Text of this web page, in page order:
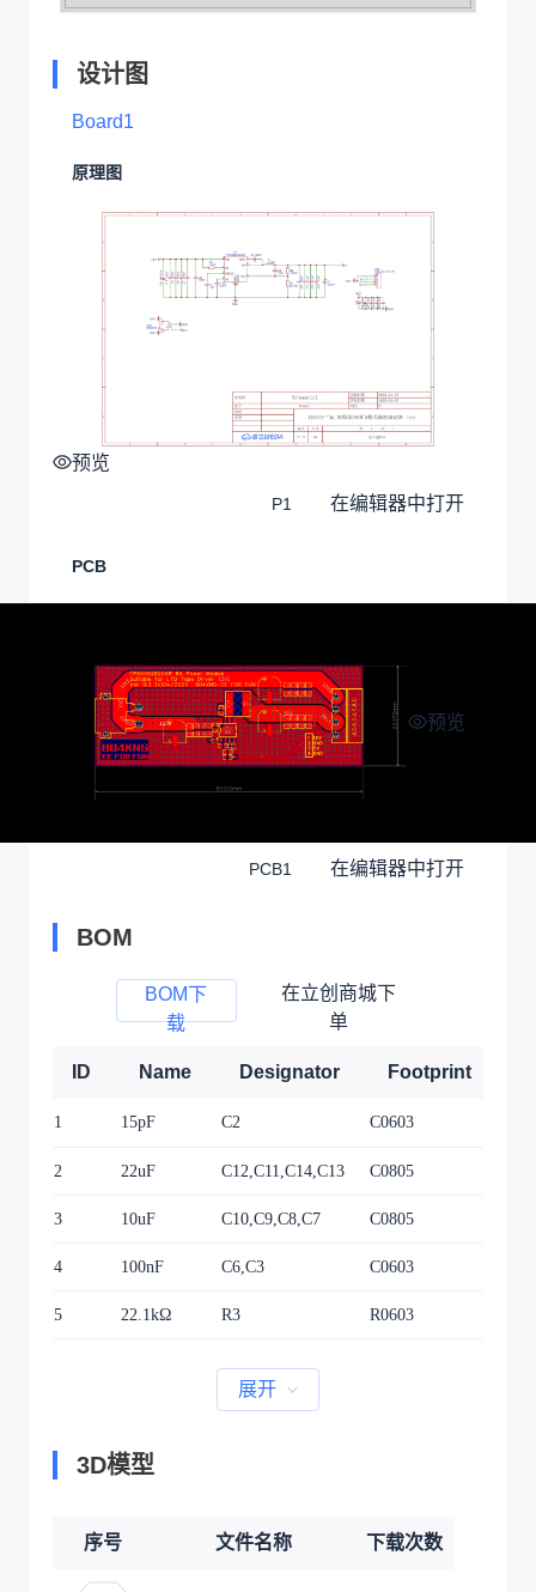
设计图
Board1
原理图
预览
P1 在编辑器中打开
PCB
预览
PCB1 在编辑器中打开
BOM
BOM下
载
在立创商城下
单
ID Name Designator Footprint
1 15pF C2 C0603
2 22uF C12,C11,C14,C13 C0805
3 10uF C10,C9,C8,C7 C0805
4 100nF C6,C3 C0603
5 22.1kΩ R3 R0603
展开
3D模型
序号 文件名称 下载次数